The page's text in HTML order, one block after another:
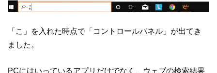
「こ」を入れた時点で「コントロールパネル」が出てき
ました。
PCにはいっているアプリだけでなく、ウェブの検索結果